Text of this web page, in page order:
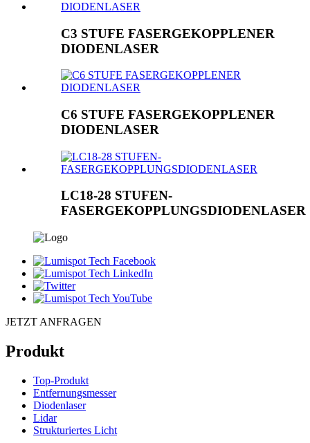
C3 STUFE FASERGEKOPPLENER
DIODENLASER
C6 STUFE FASERGEKOPPLENER
DIODENLASER
LC18-28 STUFEN-
FASERGEKOPPLUNGSDIODENLASER
JETZT ANFRAGEN
Produkt
Top-Produkt
Entfernungsmesser
Diodenlaser
Lidar
Strukturiertes Licht